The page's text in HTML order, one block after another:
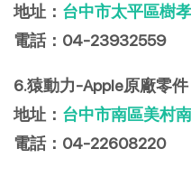
地址： 台中市太平區樹
電話：04-23932559
6.猿動力-Apple原廠零
地址： 台中市南區美村
電話：04-22608220